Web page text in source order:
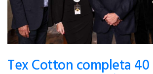
Tex Cotton completa 40